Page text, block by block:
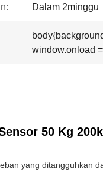
Dalam 2minggu
window.onload
50 Kg
yang ditangguhkan